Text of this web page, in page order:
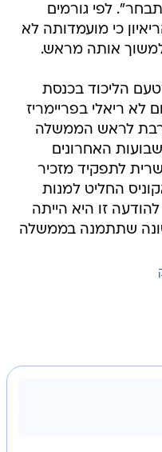
לפי גורמים
כי מועמדותה לא
למשוך אותה מראש.
הליכוד בכנסת
לא ריאלי בפריימריז
לראש הממשלה
האחרונים
לתפקיד מזכיר
החליט למנות
זו היא הייתה
שתתמנה בממשלה